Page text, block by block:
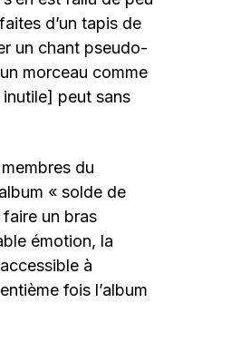
d’un tapis de
un chant pseudo-
morceau comme
peut sans
du
« solde de
un bras
émotion, la
à
fois l’album